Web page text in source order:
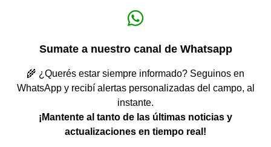
Sumate a nuestro canal de Whatsapp
🌾 ¿Querés estar siempre informado? Seguinos en
WhatsApp y recibí alertas personalizadas del campo, al
instante.
¡Mantente al tanto de las últimas noticias y
actualizaciones en tiempo real!